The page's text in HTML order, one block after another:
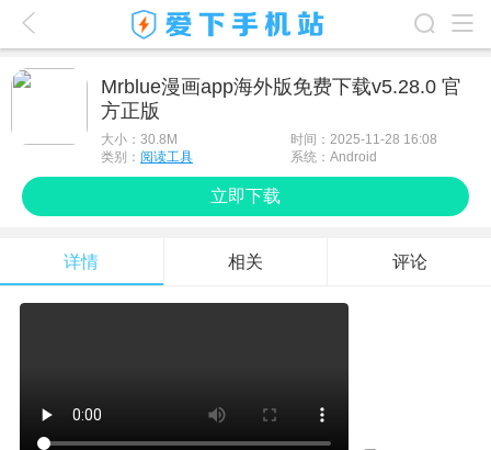
最新游戏
Mrblue漫画app海外版免费下载v5.28.0 官
方正版
大小： 30.8M
时间：2025-11-28 16:08
类别： 阅读工具 系统：Android
立即下载
详情 相关 评论